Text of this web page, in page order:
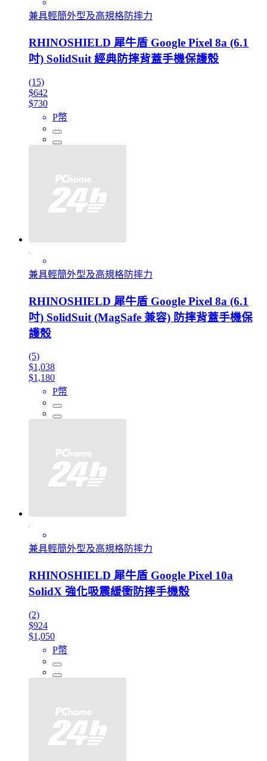
兼具輕簡外型及高規格防摔力
RHINOSHIELD 犀牛盾 Google Pixel 8a (6.1
吋) SolidSuit 經典防摔背蓋手機保護殼
(15)
$642
$730
P幣
兼具輕簡外型及高規格防摔力
RHINOSHIELD 犀牛盾 Google Pixel 8a (6.1
吋) SolidSuit (MagSafe 兼容) 防摔背蓋手機保
護殼
(5)
$1,038
$1,180
P幣
兼具輕簡外型及高規格防摔力
RHINOSHIELD 犀牛盾 Google Pixel 10a
SolidX 強化吸震緩衝防摔手機殼
(2)
$924
$1,050
P幣